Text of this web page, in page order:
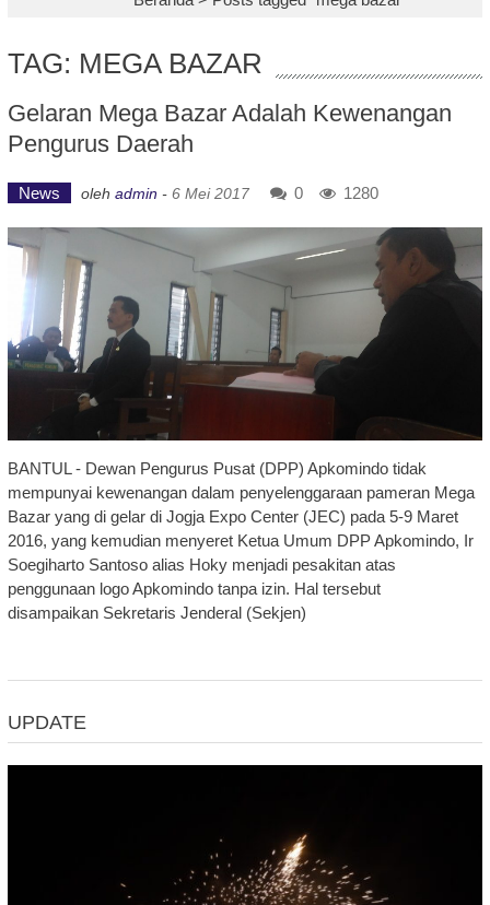
TAG: MEGA BAZAR
Gelaran Mega Bazar Adalah Kewenangan
Pengurus Daerah
News oleh admin - 6 Mei 2017 0 1280
BANTUL - Dewan Pengurus Pusat (DPP) Apkomindo tidak
mempunyai kewenangan dalam penyelenggaraan pameran Mega
Bazar yang di gelar di Jogja Expo Center (JEC) pada 5-9 Maret
2016, yang kemudian menyeret Ketua Umum DPP Apkomindo, Ir
Soegiharto Santoso alias Hoky menjadi pesakitan atas
penggunaan logo Apkomindo tanpa izin. Hal tersebut
disampaikan Sekretaris Jenderal (Sekjen)
UPDATE